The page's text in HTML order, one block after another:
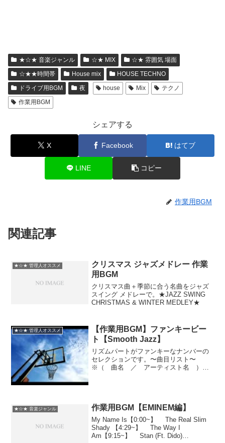
★☆★ 音楽ジャンル ☆★ MIX
☆★ 雰囲気 場面
☆★★時間帯
House mix
HOUSE TECHNO
ドライブ用BGM
夜 house Mix
テクノ
作業用BGM
シェアする
X Facebook はてブ
LINE コピー
作業用BGM
関連記事
★☆★ 管理人オススメ
クリスマス ジャズメドレー 作業
用BGM
クリスマス曲＋季節に合う名曲をジャズ
スイング メドレーで。★JAZZ SWING
CHRISTMAS & WINTER MEDLEY★
★☆★ 管理人オススメ
【作業用BGM】ファンキービー
ト【Smooth Jazz】
リズムパートがファンキーなナンバーの
セレクションです。〜曲目リスト〜
※（ 曲名 ／ アーティスト名 ）
★☆★ 音楽ジャンル 作業用BGM【EMINEM編】
My Name Is【0:00~】 The Real Slim
Shady 【4:29~】 The Way I
Am【9:15~】 Stan (Ft. Dido)